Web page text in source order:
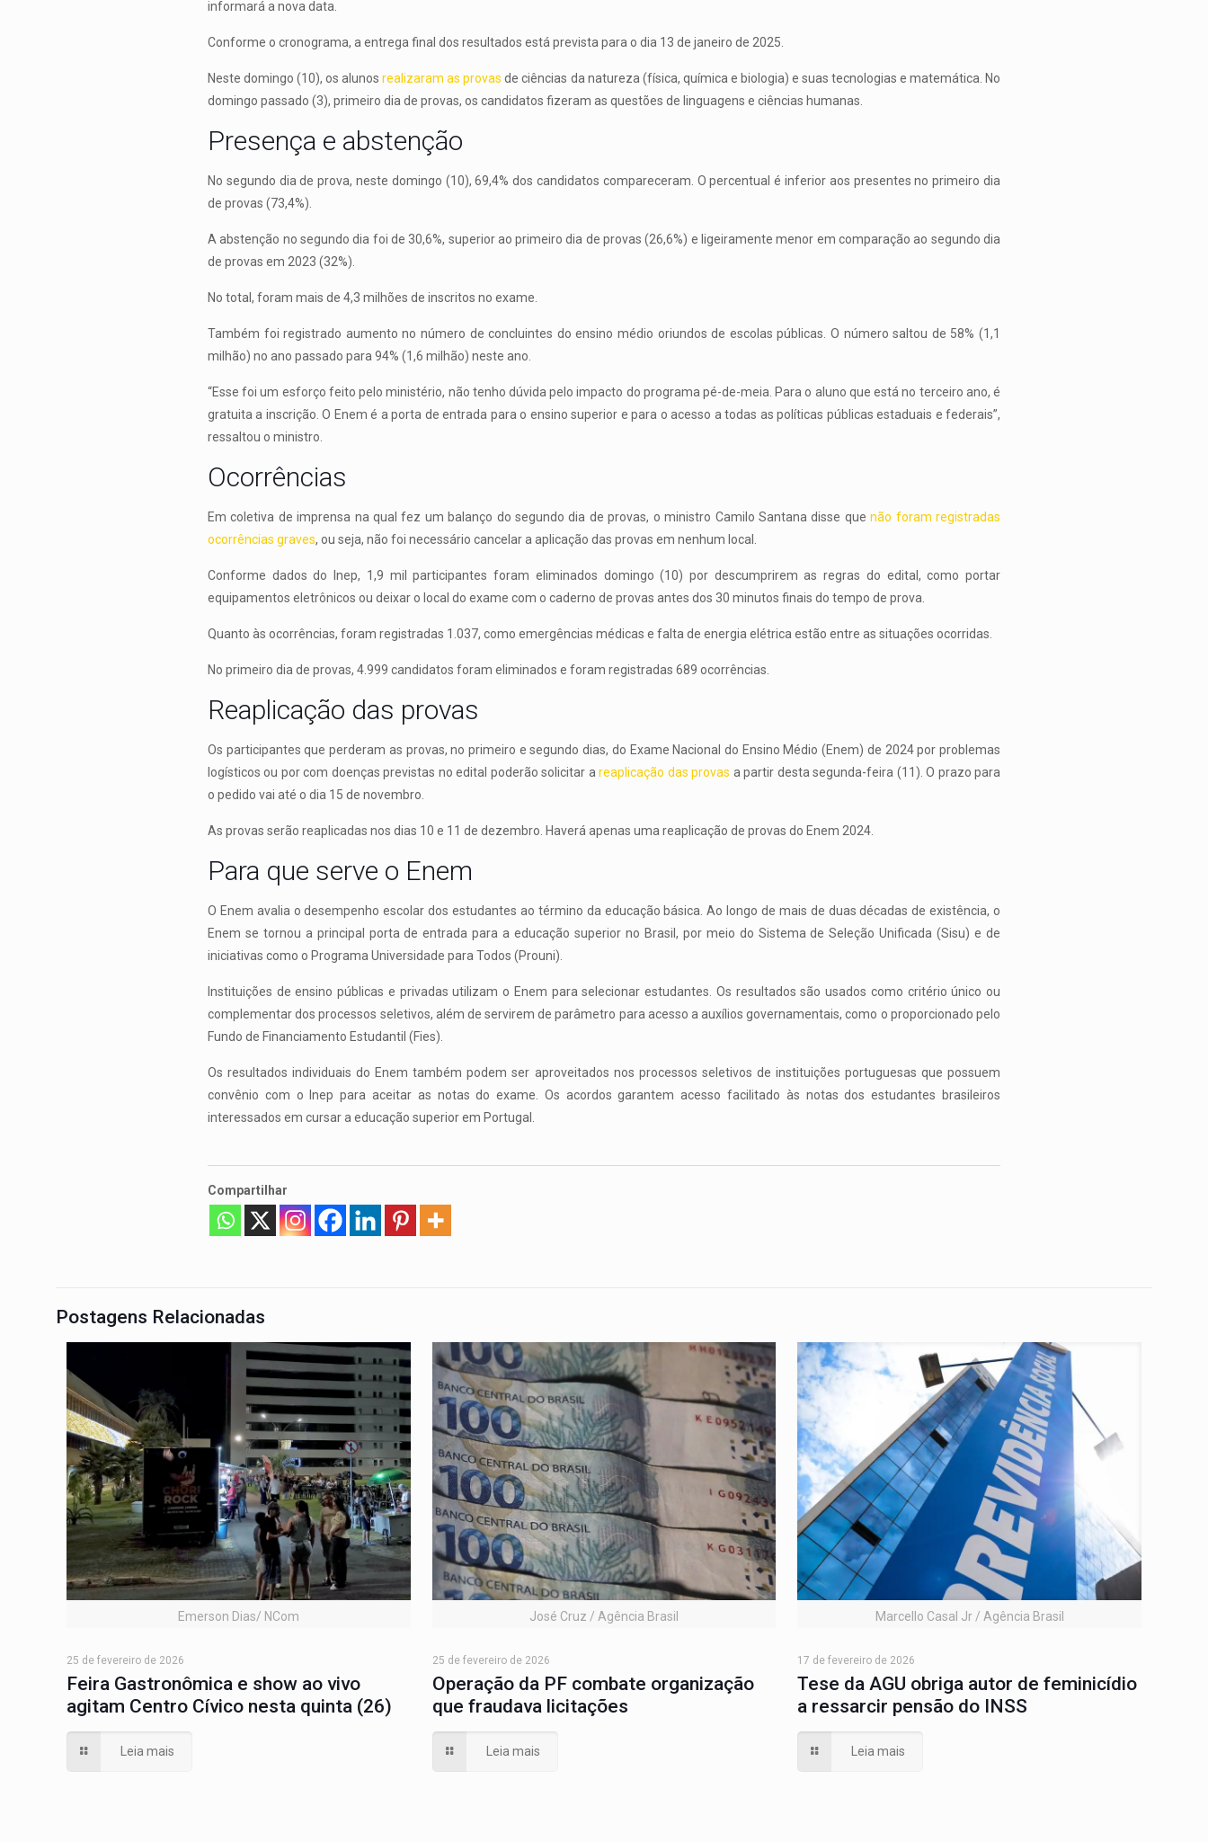
informará a nova data.
Conforme o cronograma, a entrega final dos resultados está prevista para o dia 13 de janeiro de 2025.
Neste domingo (10), os alunos realizaram as provas de ciências da natureza (física, química e biologia) e suas tecnologias e matemática. No
domingo passado (3), primeiro dia de provas, os candidatos fizeram as questões de linguagens e ciências humanas.
Presença e abstenção
No segundo dia de prova, neste domingo (10), 69,4% dos candidatos compareceram. O percentual é inferior aos presentes no primeiro dia
de provas (73,4%).
A abstenção no segundo dia foi de 30,6%, superior ao primeiro dia de provas (26,6%) e ligeiramente menor em comparação ao segundo dia
de provas em 2023 (32%).
No total, foram mais de 4,3 milhões de inscritos no exame.
Também foi registrado aumento no número de concluintes do ensino médio oriundos de escolas públicas. O número saltou de 58% (1,1
milhão) no ano passado para 94% (1,6 milhão) neste ano.
“Esse foi um esforço feito pelo ministério, não tenho dúvida pelo impacto do programa pé-de-meia. Para o aluno que está no terceiro ano, é
gratuita a inscrição. O Enem é a porta de entrada para o ensino superior e para o acesso a todas as políticas públicas estaduais e federais”,
ressaltou o ministro.
Ocorrências
Em coletiva de imprensa na qual fez um balanço do segundo dia de provas, o ministro Camilo Santana disse quenão foram registradas
ocorrências graves, ou seja, não foi necessário cancelar a aplicação das provas em nenhum local.
Conforme dados do Inep, 1,9 mil participantes foram eliminados domingo (10) por descumprirem as regras do edital, como portar
equipamentos eletrônicos ou deixar o local do exame com o caderno de provas antes dos 30 minutos finais do tempo de prova.
Quanto às ocorrências, foram registradas 1.037, como emergências médicas e falta de energia elétrica estão entre as situações ocorridas.
No primeiro dia de provas, 4.999 candidatos foram eliminados e foram registradas 689 ocorrências.
Reaplicação das provas
Os participantes que perderam as provas, no primeiro e segundo dias, do Exame Nacional do Ensino Médio (Enem) de 2024 por problemas
logísticos ou por com doenças previstas no edital poderão solicitar a reaplicação das provas a partir desta segunda-feira (11). O prazo para
o pedido vai até o dia 15 de novembro.
As provas serão reaplicadas nos dias 10 e 11 de dezembro. Haverá apenas uma reaplicação de provas do Enem 2024.
Para que serve o Enem
O Enem avalia o desempenho escolar dos estudantes ao término da educação básica. Ao longo de mais de duas décadas de existência, o
Enem se tornou a principal porta de entrada para a educação superior no Brasil, por meio do Sistema de Seleção Unificada (Sisu) e de
iniciativas como o Programa Universidade para Todos (Prouni).
Instituições de ensino públicas e privadas utilizam o Enem para selecionar estudantes. Os resultados são usados como critério único ou
complementar dos processos seletivos, além de servirem de parâmetro para acesso a auxílios governamentais, como o proporcionado pelo
Fundo de Financiamento Estudantil (Fies).
Os resultados individuais do Enem também podem ser aproveitados nos processos seletivos de instituições portuguesas que possuem
convênio com o Inep para aceitar as notas do exame. Os acordos garantem acesso facilitado às notas dos estudantes brasileiros
interessados em cursar a educação superior em Portugal.
Compartilhar
Postagens Relacionadas
Emerson Dias/ NCom
25 de fevereiro de 2026
Feira Gastronômica e show ao vivo
agitam Centro Cívico nesta quinta (26)
Leia mais
José Cruz / Agência Brasil
25 de fevereiro de 2026
Operação da PF combate organização
que fraudava licitações
Leia mais
Marcello Casal Jr / Agência Brasil
17 de fevereiro de 2026
Tese da AGU obriga autor de feminicídio
a ressarcir pensão do INSS
Leia mais